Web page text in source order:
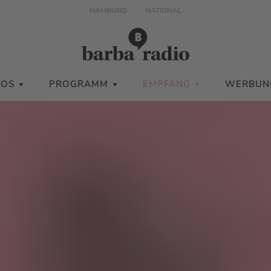
HAMBURG NATIONAL
PROGRAMM EMPFANG